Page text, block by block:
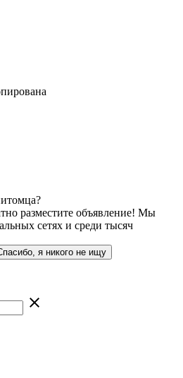
разместите объявление! Мы
сетях и среди тысяч
я никого не ищу
close